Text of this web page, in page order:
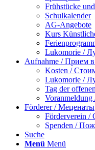
Frühstücke
Schulkalender
AG-Angebote
Kurs
Lukomorie /
Aufnahme / Прием
Kosten /
Lukomorie /
Tag der
Voranmeldung
Förderer / Меценаты
Förderverein /
Spenden /
Suche
Menü Menü